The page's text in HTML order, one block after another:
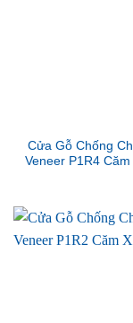
Cửa Gỗ Chống
Veneer P1R4 Căm